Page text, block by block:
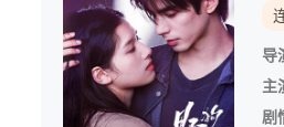
导
主
剧